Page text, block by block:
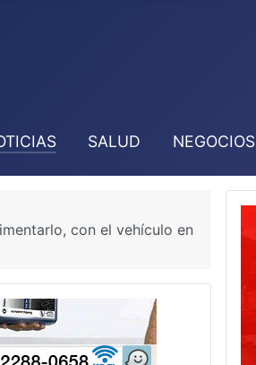
SALUD NEGOCIOS
con el vehículo en